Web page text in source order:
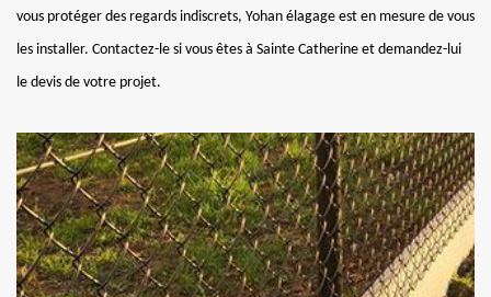
vous protéger des regards indiscrets, Yohan élagage est en mesure de vous
les installer. Contactez-le si vous êtes à Sainte Catherine et demandez-lui
le devis de votre projet.